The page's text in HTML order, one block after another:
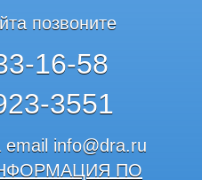
позвоните
16-58
3551
info@dra.ru
ПО